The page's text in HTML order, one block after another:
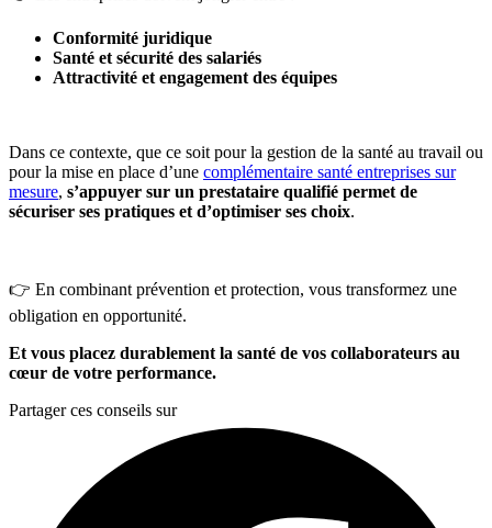
Conformité juridique
Santé et sécurité des salariés
Attractivité et engagement des équipes
Dans ce contexte, que ce soit pour la gestion de la santé au travail ou
pour la mise en place d’une complémentaire santé entreprises sur
mesure, s’appuyer sur un prestataire qualifié permet de
sécuriser ses pratiques et d’optimiser ses choix.
👉 En combinant prévention et protection, vous transformez une
obligation en opportunité.
Et vous placez durablement la santé de vos collaborateurs au
cœur de votre performance.
Partager ces conseils sur